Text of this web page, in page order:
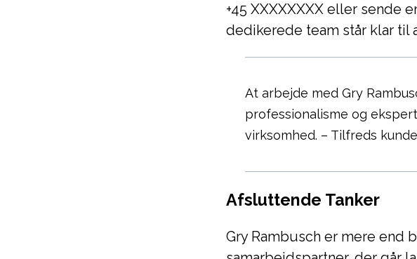
+45 XXXXXXXX eller sende
dedikerede team står klar
At arbejde med Gry
professionalisme og
virksomhed. – Tilfreds kunde
Afsluttende Tanker
Gry Rambusch er mere end